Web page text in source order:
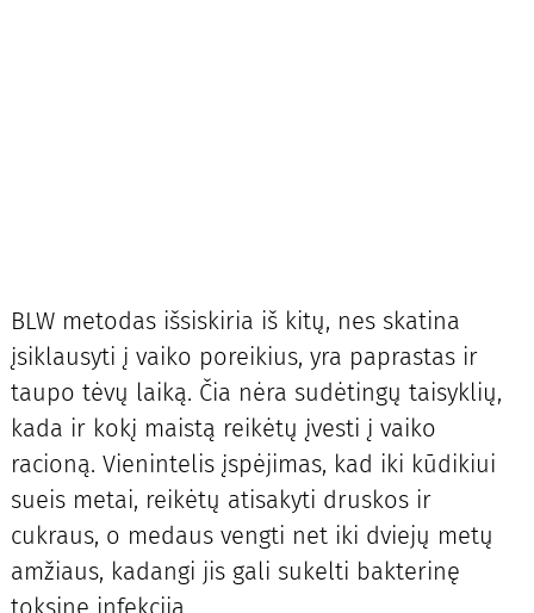
BLW metodas išsiskiria iš kitų, nes skatina
įsiklausyti į vaiko poreikius, yra paprastas ir
taupo tėvų laiką. Čia nėra sudėtingų taisyklių,
kada ir kokį maistą reikėtų įvesti į vaiko
racioną. Vienintelis įspėjimas, kad iki kūdikiui
sueis metai, reikėtų atisakyti druskos ir
cukraus, o medaus vengti net iki dviejų metų
amžiaus, kadangi jis gali sukelti bakterinę